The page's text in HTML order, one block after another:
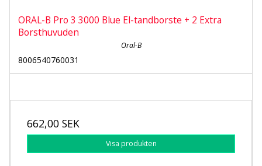
ORAL-B Pro 3 3000 Blue El-tandborste + 2 Extra
Borsthuvuden
Oral-B
8006540760031
662,00 SEK
Visa produkten